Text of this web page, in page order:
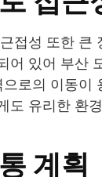
접성 또한 큰
어 있어 부산
로의 이동이
도 유리한 환
계획